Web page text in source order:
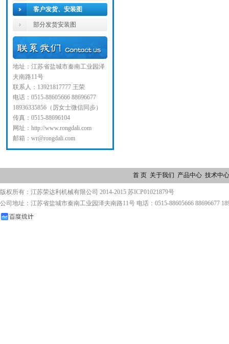
客户发货、安装图
部分发货安装图
地址：江苏省盐城市秦南工业园泽
夫南路11号
联系人：13921817777 王荣
电话：0515-88605666 88696677
18936335856（厉女士微信同步）
传真：0515-88696104
网址：http://www.rongdali.com
邮箱：wr@rongdali.com
首 页 关于我们 产品中心 技术中
版权所有：江苏荣达利机械有限公司 2014-2015 苏ICP01021879号
公司地址：江苏省盐城市秦南工业园泽夫南路11号 电话：0515-88605666 88696677